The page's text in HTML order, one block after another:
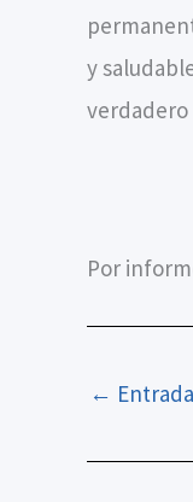
y
Por
←